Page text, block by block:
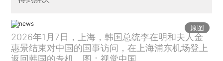
原图
2026年1月7日，上海，韩国总统李在明和夫人金
惠景结束对中国的国事访问，在上海浦东机场登上
返回韩国的专机。图：视觉中国